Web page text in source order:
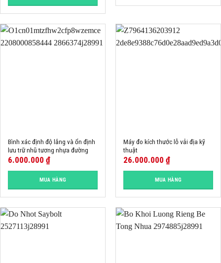
Bình xác định độ lắng và ổn định
lưu trữ nhũ tương nhựa đường
6.000.000 ₫
MUA HÀNG
Máy đo kích thước lỗ vải địa kỹ
thuật
26.000.000 ₫
MUA HÀNG